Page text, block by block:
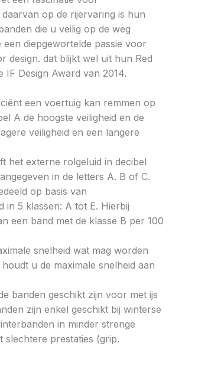
op de rijervaring is hun
die u veilig op de weg
diepgewortelde passie voor
design. dat blijkt wel uit hun Red
Design Award van 2014.
een voertuig kan remmen op
A de hoogste veiligheid en de
veiligheid en een langere
het externe rolgeluid in decibel
in de letters A. B of C.
op basis van
in 5 klassen: A tot E. Hierbij
een band met de klasse B per 100
snelheid wat mag worden
u de maximale snelheid aan
banden geschikt zijn voor met ijs
zijn enkel geschikt bij winterse
in minder strenge
slechtere prestaties (grip.